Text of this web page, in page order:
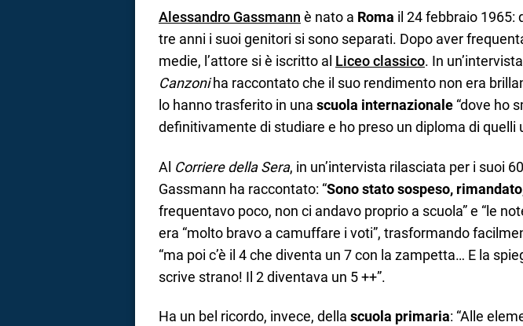
Alessandro Gassmann è nato a Roma il 24 febbraio 1965:
tre anni i suoi genitori si sono separati. Dopo aver
medie, l’attore si è iscritto al Liceo classico. In
Canzoniha raccontato che il suo rendimento non era
lo hanno trasferito in una scuola internazionale “dove ho
definitivamente di studiare e ho preso un diploma di quelli
Al Corriere della Sera, in un’intervista rilasciata per i suoi
Gassmann ha raccontato: “Sono stato sospeso,
frequentavo poco, non ci andavo proprio a scuola” e “le
era “molto bravo a camuffare i voti”, trasformando
“ma poi c’è il 4 che diventa un 7 con la zampetta… E la
scrive strano! Il 2 diventava un 5 ++”.
Ha un bel ricordo, invece, della scuola primaria: “Alle